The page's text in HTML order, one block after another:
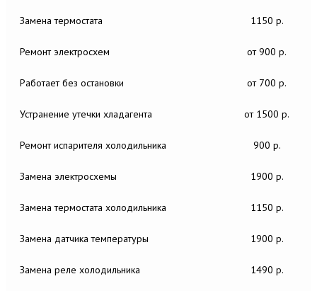
Замена термостата 1150 р.
Ремонт электросхем от 900 р.
Работает без остановки от 700 р.
Устранение утечки хладагента от 1500 р.
Ремонт испарителя холодильника 900 р.
Замена электросхемы 1900 р.
Замена термостата холодильника 1150 р.
Замена датчика температуры 1900 р.
Замена реле холодильника 1490 р.